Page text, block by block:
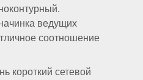
ведущих
соотношение
короткий сетевой